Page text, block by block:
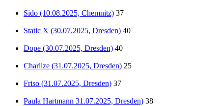
Sido (10.08.2025, Chemnitz) 37
Static X (30.07.2025, Dresden) 40
Dope (30.07.2025, Dresden) 40
Charlize (31.07.2025, Dresden) 25
Friso (31.07.2025, Dresden) 37
Paula Hartmann 31.07.2025, Dresden) 38